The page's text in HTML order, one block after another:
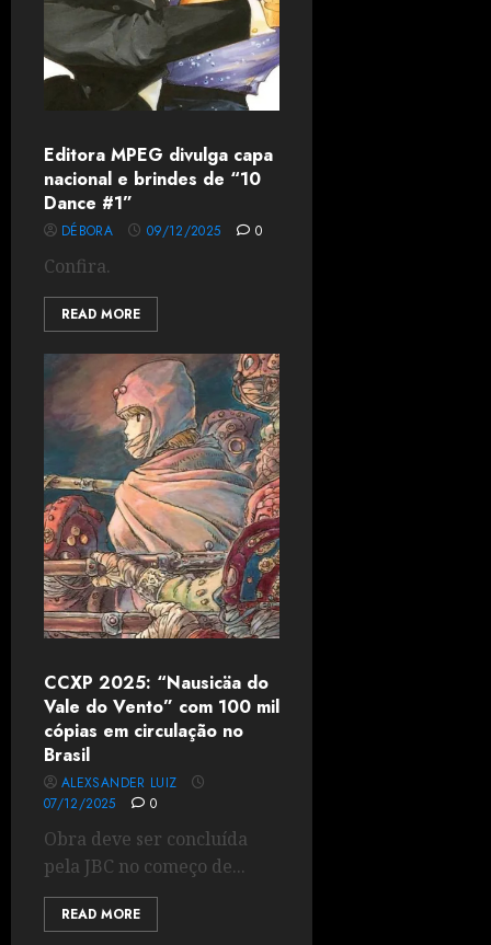
Editora MPEG divulga capa
nacional e brindes de “10
Dance #1”
DÉBORA 09/12/2025 0
Confira.
READ MORE
CCXP 2025: “Nausicäa do
Vale do Vento” com 100 mil
cópias em circulação no
Brasil
ALEXSANDER LUIZ
07/12/2025
0
Obra deve ser concluída
pela JBC no começo de...
READ MORE